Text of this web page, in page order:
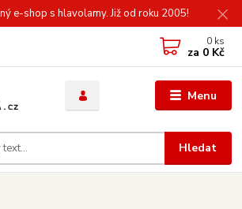
e-shop s hlavolamy. Již od roku 2005!
Menu
Hledat
0 ks
za 0 Kč